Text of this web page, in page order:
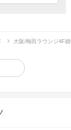
大阪/梅田ラウンジ4F